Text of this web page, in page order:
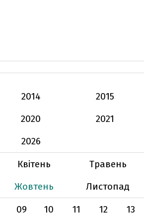
2014
2015
2020
2021
2026
Квітень
Травень
Жовтень
Листопад
09 10 11 12
13